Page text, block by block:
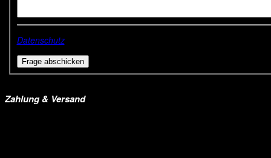
Datenschutz
Zahlung & Versand